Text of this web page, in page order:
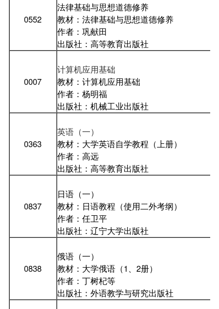
0552
法律基础与思想道德修养
教材：法律基础与思想道德修养
作者：巩献田
出版社：高等教育出版社
0007
计算机应用基础
教材：计算机应用基础
作者：杨明福
出版社：机械工业出版社
0363
英语（一）
教材：大学英语自学教程（上册）
作者：高远
出版社：高等教育出版社
0837
日语（一）
教材：日语教程（使用二外考纲）
作者：任卫平
出版社：辽宁大学出版社
0838
俄语（一）
教材：大学俄语（1、2册）
作者：丁树杞等
出版社：外语教学与研究出版社